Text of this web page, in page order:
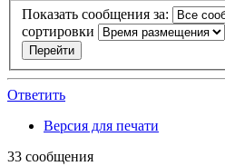
Показать сообщения за:
сортировки
Ответить
Версия для печати
33 сообщения